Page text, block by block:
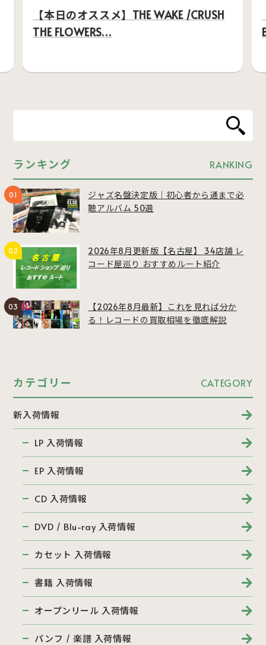
【本日のオススメ】THE WAKE /CRUSH
THE FLOWERS…
ランキング RANKING
ジャズ名盤決定版｜初心者から通まで必
聴アルバム 50選
2026年8月更新版【名古屋】 34店舗 レ
コード屋巡り おすすめルート紹介
【2026年8月最新】これを見れば分か
る！レコードの買取相場を徹底解説
カテゴリー CATEGORY
新入荷情報
LP 入荷情報
EP 入荷情報
CD 入荷情報
DVD / Blu-ray 入荷情報
カセット 入荷情報
書籍 入荷情報
オープンリール 入荷情報
パンフ / 楽譜 入荷情報